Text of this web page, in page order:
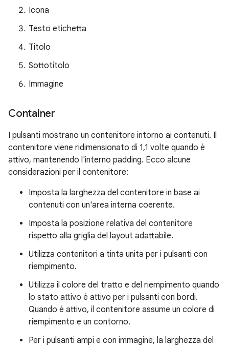
Icona
Testo etichetta
Titolo
Sottotitolo
Immagine
Container
I pulsanti mostrano un contenitore intorno ai contenuti. Il
contenitore viene ridimensionato di 1,1 volte quando è
attivo, mantenendo l'interno padding. Ecco alcune
considerazioni per il contenitore:
Imposta la larghezza del contenitore in base ai
contenuti con un'area interna coerente.
Imposta la posizione relativa del contenitore
rispetto alla griglia del layout adattabile.
Utilizza contenitori a tinta unita per i pulsanti con
riempimento.
Utilizza il colore del tratto e del riempimento quando
lo stato attivo è attivo per i pulsanti con bordi.
Quando è attivo, il contenitore assume un colore di
riempimento e un contorno.
Per i pulsanti ampi e con immagine, la larghezza del